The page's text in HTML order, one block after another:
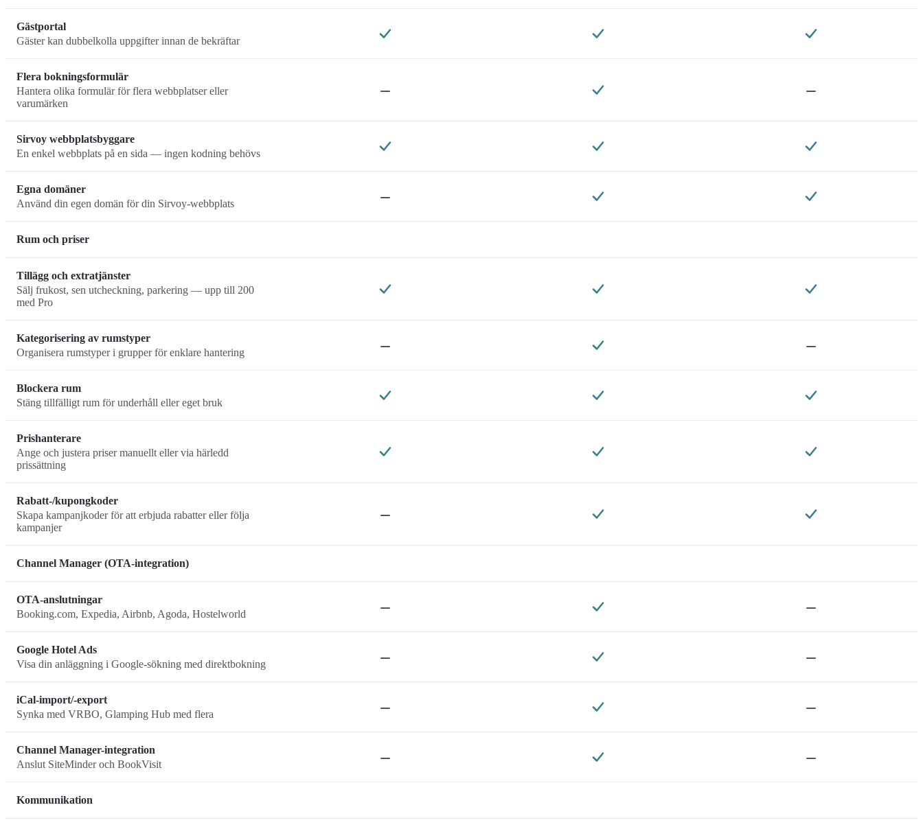
Gästportal
Gäster kan dubbelkolla uppgifter innan de bekräftar
Flera bokningsformulär
Hantera olika formulär för flera webbplatser eller
varumärken
Sirvoy webbplatsbyggare
En enkel webbplats på en sida — ingen kodning behövs
Egna domäner
Använd din egen domän för din Sirvoy-webbplats
Rum och priser
Tillägg och extratjänster
Sälj frukost, sen utcheckning, parkering — upp till 200
med Pro
Kategorisering av rumstyper
Organisera rumstyper i grupper för enklare hantering
Blockera rum
Stäng tillfälligt rum för underhåll eller eget bruk
Prishanterare
Ange och justera priser manuellt eller via härledd
prissättning
Rabatt-/kupongkoder
Skapa kampanjkoder för att erbjuda rabatter eller följa
kampanjer
Channel Manager (OTA-integration)
OTA-anslutningar
Booking.com, Expedia, Airbnb, Agoda, Hostelworld
Google Hotel Ads
Visa din anläggning i Google-sökning med direktbokning
iCal-import/-export
Synka med VRBO, Glamping Hub med flera
Channel Manager-integration
Anslut SiteMinder och BookVisit
Kommunikation